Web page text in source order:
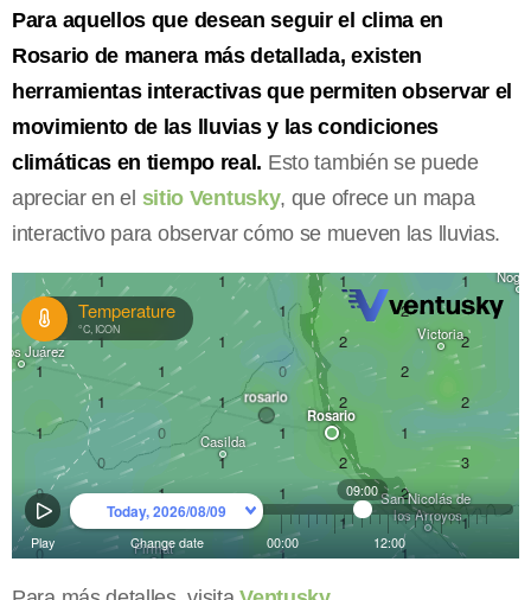
Para aquellos que desean seguir el clima en
Rosario de manera más detallada, existen
herramientas interactivas que permiten observar el
movimiento de las lluvias y las condiciones
climáticas en tiempo real. Esto también se puede
apreciar en el sitio Ventusky, que ofrece un mapa
interactivo para observar cómo se mueven las lluvias.